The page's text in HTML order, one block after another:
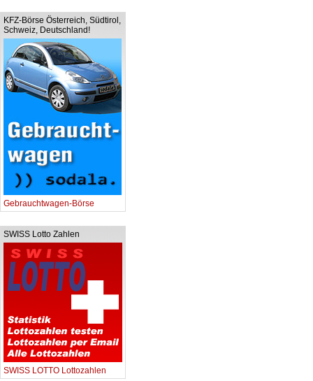
KFZ-Börse Österreich, Südtirol,
Schweiz, Deutschland!
Gebrauchtwagen-Börse
SWISS Lotto Zahlen
SWISS LOTTO Lottozahlen